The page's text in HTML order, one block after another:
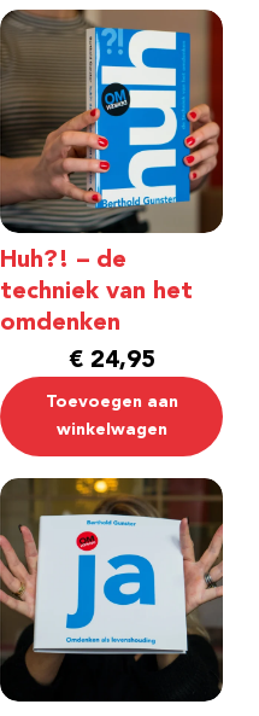
Huh?! – de
techniek van het
omdenken
€24,95
Toevoegen aan
winkelwagen